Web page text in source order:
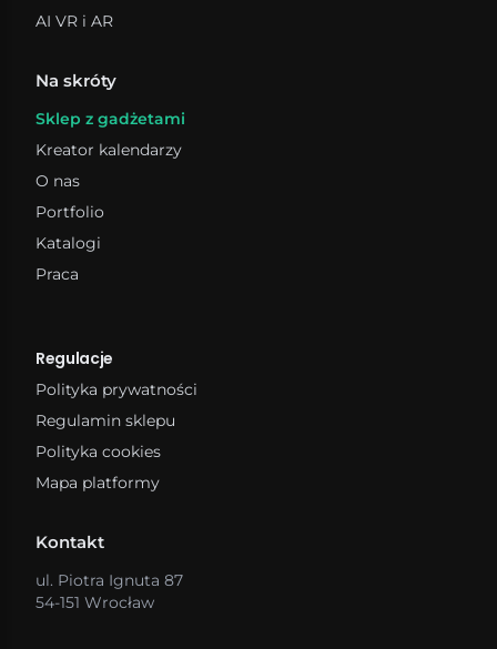
AI VR i AR
Na skróty
Sklep z gadżetami
Kreator kalendarzy
O nas
Portfolio
Katalogi
Praca
Regulacje
Polityka prywatności
Regulamin sklepu
Polityka cookies
Mapa platformy
Kontakt
ul. Piotra Ignuta 87
54-151 Wrocław